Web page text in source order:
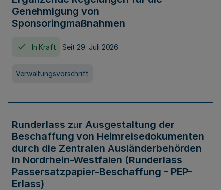
Genehmigung von
Sponsoringmaßnahmen
In Kraft Seit 29. Juli 2026
Verwaltungsvorschrift
Runderlass zur Ausgestaltung der
Beschaffung von Heimreisedokumenten
durch die Zentralen Ausländerbehörden
in Nordrhein-Westfalen (Runderlass
Passersatzpapier-Beschaffung - PEP-
Erlass)